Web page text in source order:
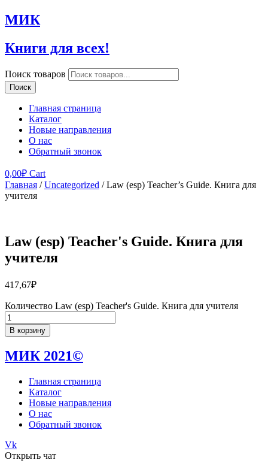
МИК
Книги для всех!
Поиск товаров
Поиск
Главная страница
Каталог
Новые направления
О нас
Обратный звонок
0,00₽ Cart
Главная /Uncategorized / Law (esp) Teacher’s Guide. Книга для
учителя
Law (esp) Teacher's Guide. Книга для
учителя
417,67₽
Количество Law (esp) Teacher's Guide. Книга для учителя
В корзину
МИК 2021©
Главная страница
Каталог
Новые направления
О нас
Обратный звонок
Vk
Открыть чат